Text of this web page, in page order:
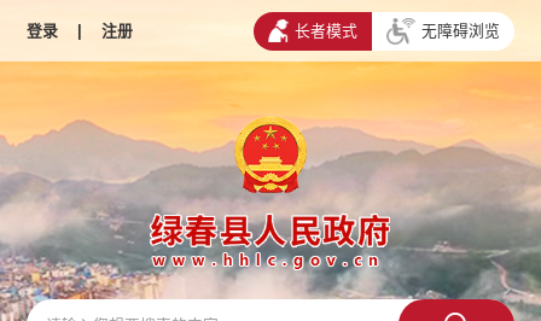
登录 | 注册 长者模式 无障碍浏览